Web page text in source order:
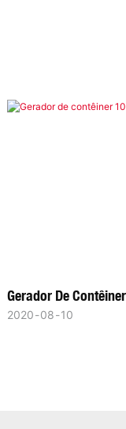
Gerador De
2020 08 10